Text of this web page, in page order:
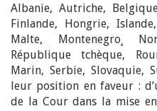
Albanie, Autriche,
Finlande, Hongrie,
Malte, Montenegro¸
République tchèque,
Marin, Serbie, Slovaquie,
leur position en faveur :
de la Cour dans la mise